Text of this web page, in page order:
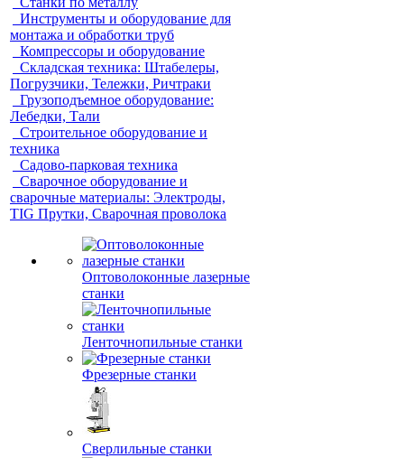
Инструменты и оборудование для
монтажа и обработки труб
Компрессоры и оборудование
Складская техника: Штабелеры,
Погрузчики, Тележки, Ричтраки
Грузоподъемное оборудование:
Лебедки, Тали
Строительное оборудование и
техника
Садово-парковая техника
Сварочное оборудование и
сварочные материалы: Электроды,
TIG Прутки, Сварочная проволока
Оптоволоконные лазерные
станки
Ленточнопильные станки
Фрезерные станки
Сверлильные станки